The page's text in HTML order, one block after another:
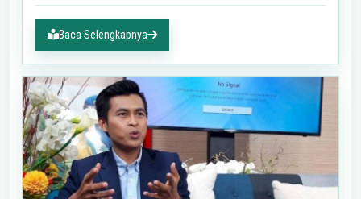
Baca Selengkapnya